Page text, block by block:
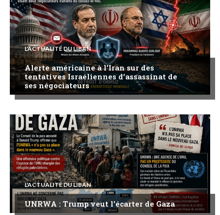
L'ACTUALITÉ DU LIBAN
Alerte américaine à l’Iran sur des
tentatives Israéliennes d’assassinat de
ses négociateurs
L'ACTUALITÉ DU LIBAN
UNRWA : Trump veut l’écarter de Gaza